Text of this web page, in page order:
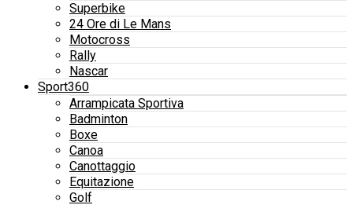
Superbike
24 Ore di Le Mans
Motocross
Rally
Nascar
Sport360
Arrampicata Sportiva
Badminton
Boxe
Canoa
Canottaggio
Equitazione
Golf